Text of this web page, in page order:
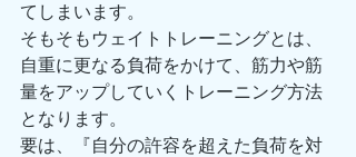
てしまいます。
そもそもウェイトトレーニングとは、
自重に更なる負荷をかけて、筋力や筋
量をアップしていくトレーニング方法
となります。
要は、『自分の許容を超えた負荷を対